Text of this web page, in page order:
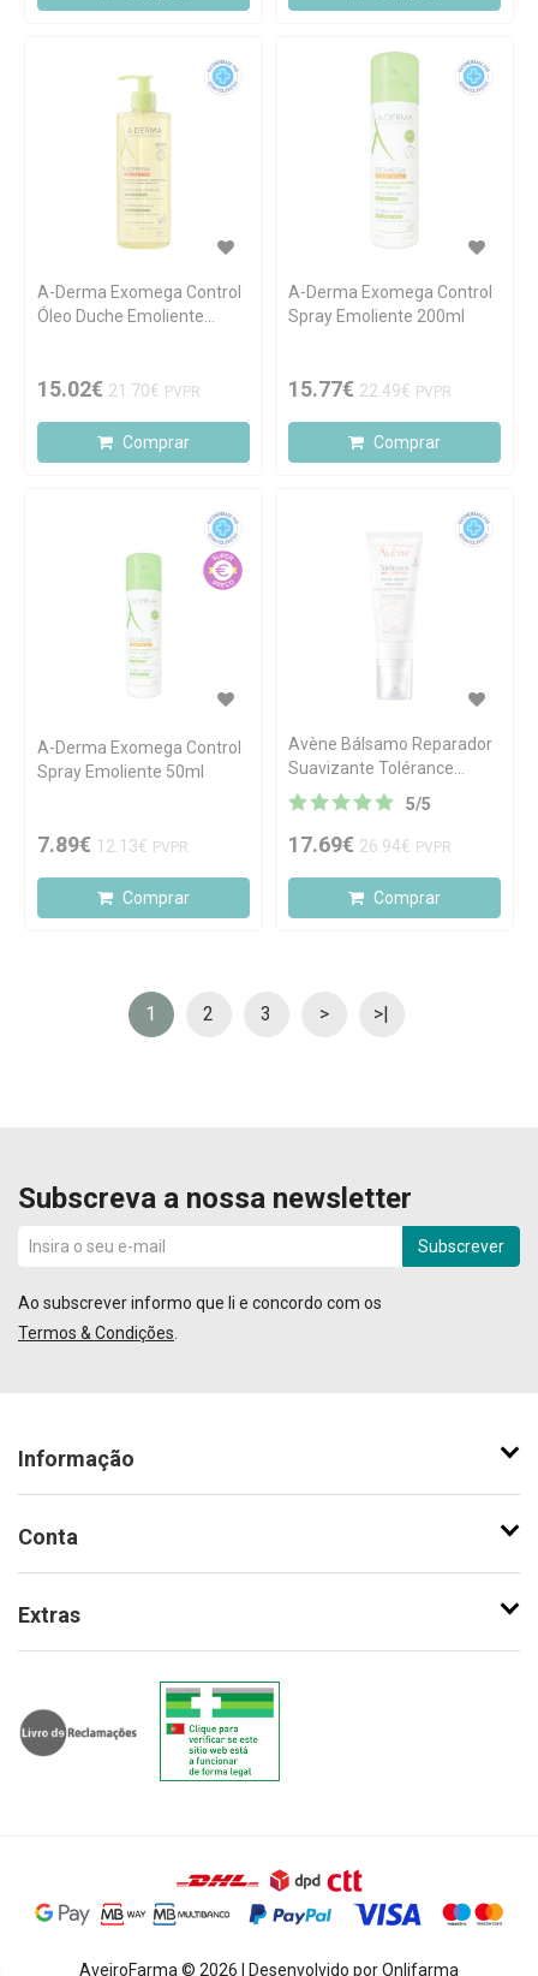
A-Derma Exomega Control
Óleo Duche Emoliente
15.02€ 21.70€ PVPR
Comprar
A-Derma Exomega Control
Spray Emoliente 200ml
15.77€ 22.49€ PVPR
Comprar
A-Derma Exomega Control
Spray Emoliente 50ml
7.89€ 12.13€ PVPR
Comprar
Avène Bálsamo Reparador
Suavizante Tolérance
CONTROL, pele sensível
reativa seca a muito seca
40 ml
5/5
17.69€ 26.94€ PVPR
Comprar
1 2 3 > >|
Subscreva a nossa newsletter
Subscrever
Ao subscrever informo que li e concordo com os
Termos & Condições
Informação
Conta
Extras
AveiroFarma © 2026 | Desenvolvido por Onlifarma